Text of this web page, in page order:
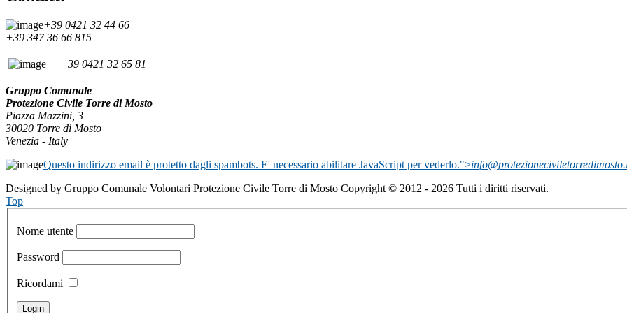
+39 0421 32 44 66
+39 347 36 66 815
+39 0421 32 65 81
Gruppo Comunale
Protezione Civile Torre di Mosto
Piazza Mazzini, 3
30020 Torre di Mosto
Venezia - Italy
Questo indirizzo email è protetto dagli spambots. E' necessario abilitare JavaScript per vederlo.">
Designed by Gruppo Comunale Volontari Protezione Civile Torre di Mosto Copyright © 2012 - 2026 Tutti i diritti riservati.
Top
Nome utente
Password
Ricordami